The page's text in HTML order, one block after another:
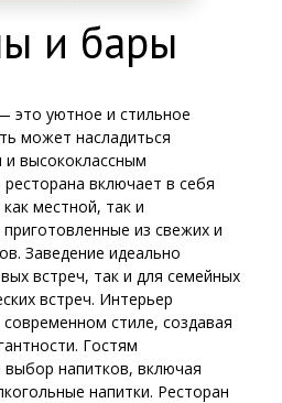
и бары
это уютное и стильное
может насладиться
высококлассным
включает в себя
местной, так и
из свежих и
Заведение идеально
встреч, так и для семейных
встреч. Интерьер
стиле, создавая
Гостям
выбор напитков, включая
напитки. Ресторан